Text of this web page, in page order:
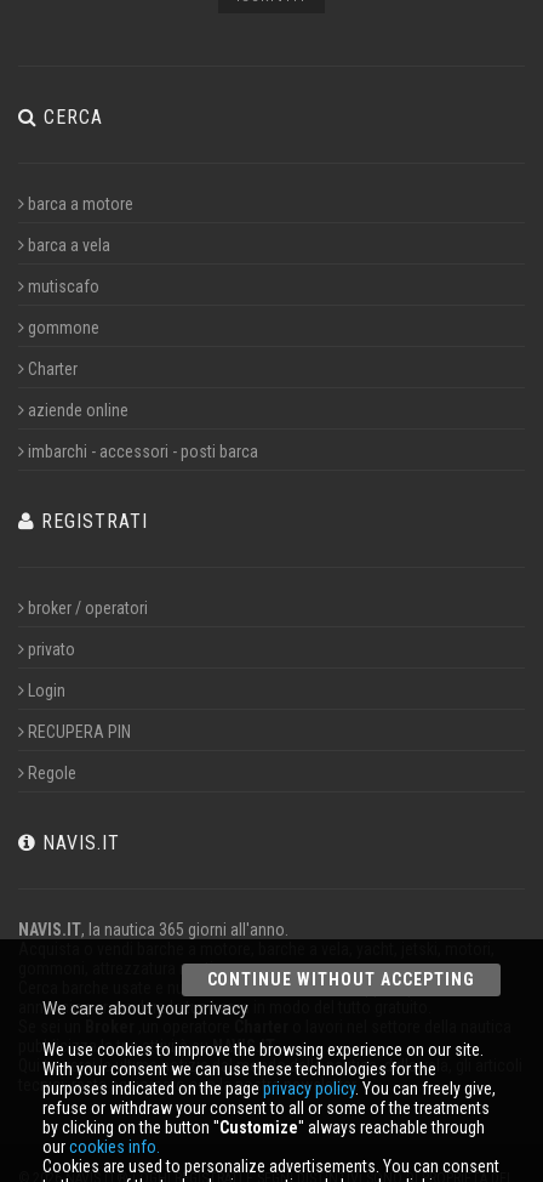
CERCA
barca a motore
barca a vela
mutiscafo
gommone
Charter
aziende online
imbarchi - accessori - posti barca
REGISTRATI
broker / operatori
privato
Login
RECUPERA PIN
Regole
NAVIS.IT
NAVIS.IT, la nautica 365 giorni all'anno.
gommoni, attrezzatura nautica.
Cerca barche usate e nuove nel nostro database oppure pubblica un
annuncio per vendere la tua barca in modo del tutto gratuito.
pubblicizza la tua attività suNAVIS.IT.
Qui troverai le ultime notizie dal mondo della nautica, della vela, gli articoli
tecnici; resta aggiornato con la nostra newsletter.
© 2026 NAVIS.IT® LOGHI REGISTRATI E SEGNI DISTINTIVI SONO DI PROPRIETÀ DEI
CONTINUE WITHOUT ACCEPTING
We care about your privacy
We use cookies to improve the browsing experience on our site.
With your consent we can use these technologies for the
purposes indicated on the page privacy policy. You can freely give,
refuse or withdraw your consent to all or some of the treatments
by clicking on the button ''Customize'' always reachable through
ourcookies info.
Cookies are used to personalize advertisements. You can consent